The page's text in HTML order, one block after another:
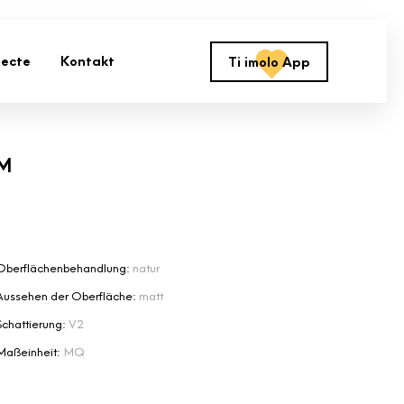
Kontakt Ti imolo App
natur
der Oberfläche: matt
V2
MQ